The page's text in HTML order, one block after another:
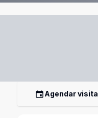
Agendar visita